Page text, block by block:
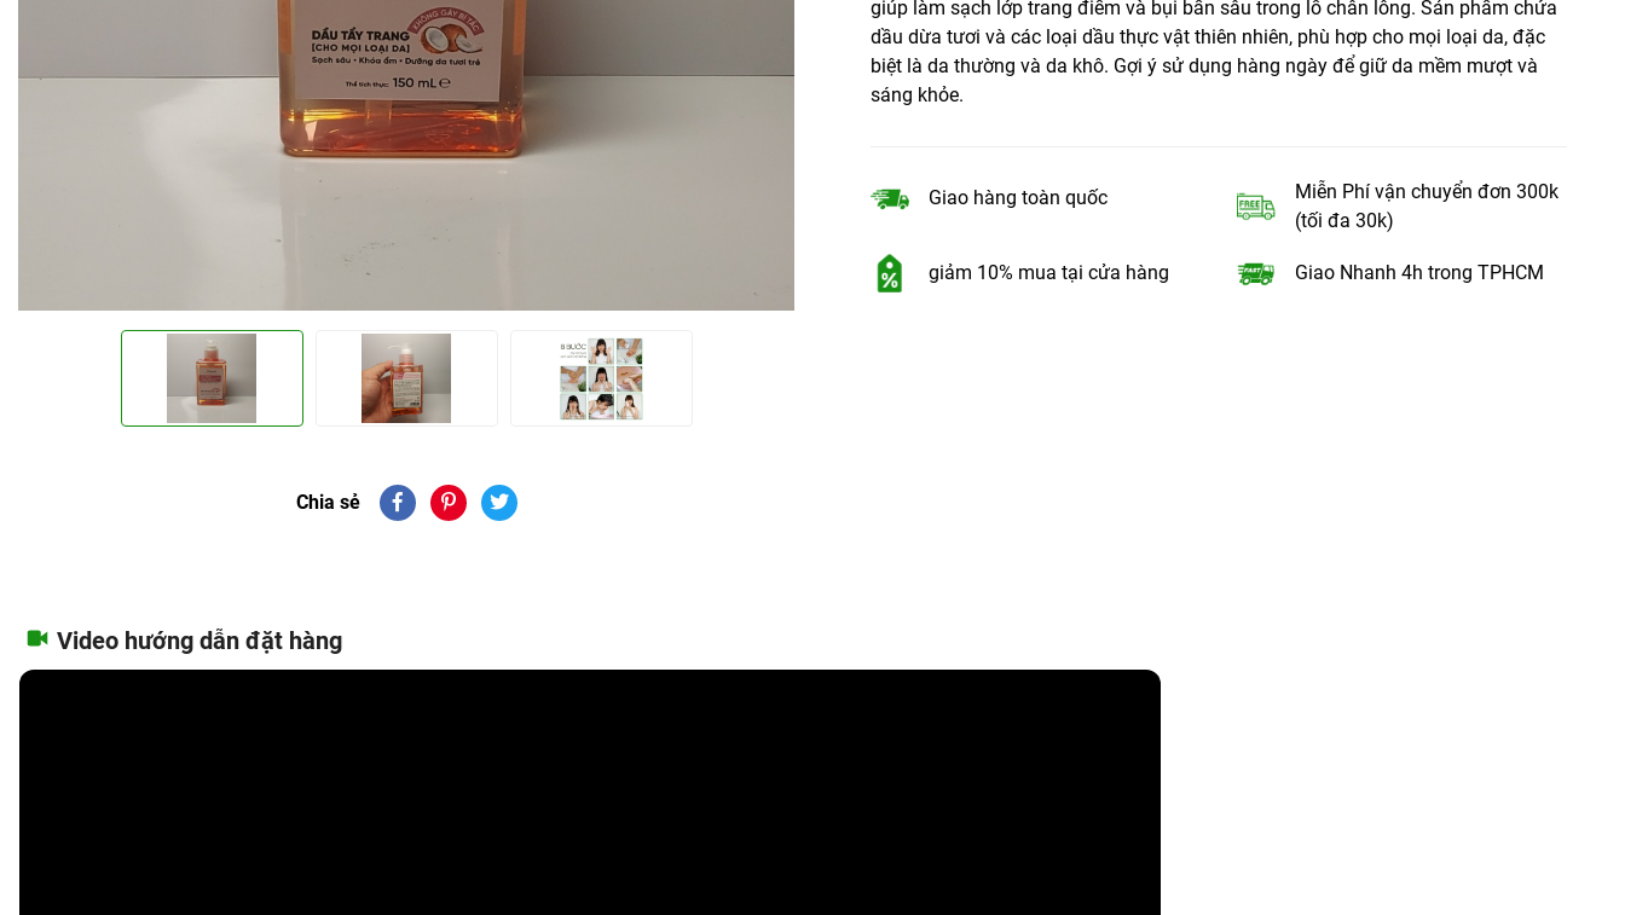
Chia sẻ
giúp làm sạch lớp trang điểm và bụi bẩn sâu trong lỗ chân lông. Sản phẩm chứa
dầu dừa tươi và các loại dầu thực vật thiên nhiên, phù hợp cho mọi loại da, đặc
biệt là da thường và da khô. Gợi ý sử dụng hàng ngày để giữ da mềm mượt và
sáng khỏe.
Giao hàng toàn quốc
Miễn Phí vận chuyển đơn 300k
(tối đa 30k)
giảm 10% mua tại cửa hàng Giao Nhanh 4h trong TPHCM
Video hướng dẫn đặt hàng